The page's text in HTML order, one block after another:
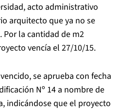
acto administrativo
arquitecto que ya no se
Por la cantidad de m2
vencía el 27/10/15.
se aprueba con fecha
Nº 14 a nombre de
indicándose que el proyecto